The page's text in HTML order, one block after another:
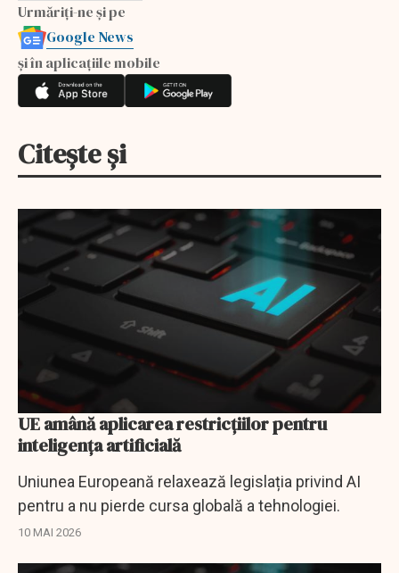
Urmăriți-ne și pe
Google News
și în aplicațiile mobile
Citește și
UE amână aplicarea restricțiilor pentru
inteligența artificială
Uniunea Europeană relaxează legislația privind AI
pentru a nu pierde cursa globală a tehnologiei.
10 MAI 2026